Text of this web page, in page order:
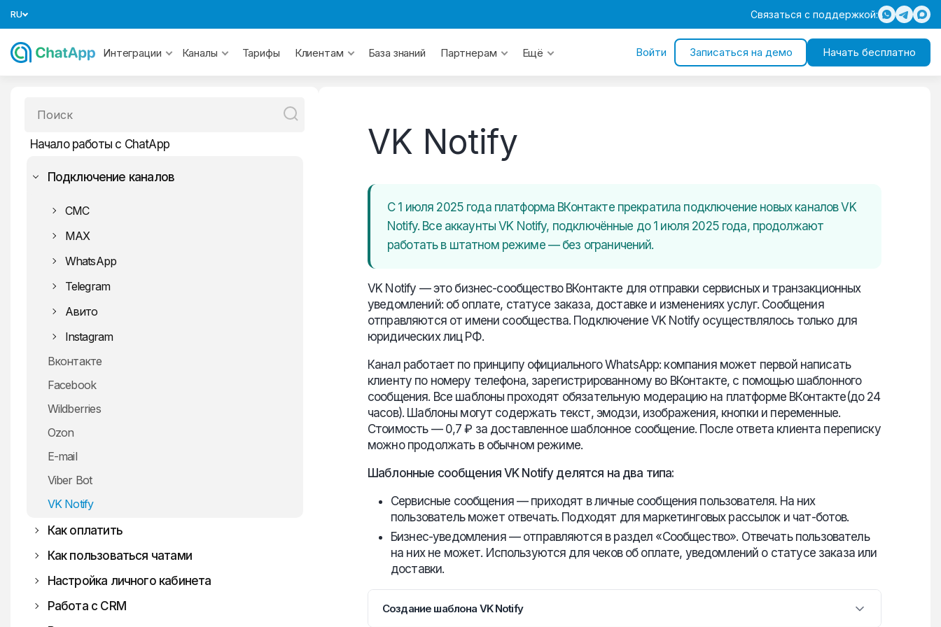
RU Связаться с поддержкой:
Интеграции Каналы Тарифы Клиентам База знаний Партнерам Ещё Войти Записаться на демо Начать бесплатно
Начало работы с ChatApp
Как оплатить
Как пользоваться чатами
Настройка личного кабинета
Подключение каналов
СМС
MAX
WhatsApp
WhatsApp
Официальный WhatsApp
Всё о бизнес-портфолио Facebook
Telegram
Авито
Instagram
Вконтакте
Facebook
Wildberries
Оzon
E-mail
Viber Bot
VK Notify
Работа с CRM
VK Notify
С 1 июля 2025 года платформа ВКонтакте прекратила подключение новых каналов VK
Notify. Все аккаунты VK Notify, подключённые до 1 июля 2025 года, продолжают
работать в штатном режиме — без ограничений.
VK Notify — это бизнес-сообщество ВКонтакте для отправки сервисных и транзакционных
уведомлений: об оплате, статусе заказа, доставке и изменениях услуг. Сообщения
отправляются от имени сообщества. Подключение VK Notify осуществлялось только для
юридических лиц РФ.
Канал работает по принципу официального WhatsApp: компания может первой написать
клиенту по номеру телефона, зарегистрированному во ВКонтакте, с помощью шаблонного
сообщения. Все шаблоны проходят обязательную модерацию на платформе ВКонтакте(до 24
часов). Шаблоны могут содержать текст, эмодзи, изображения, кнопки и переменные.
Стоимость — 0,7 ₽ за доставленное шаблонное сообщение. После ответа клиента переписку
можно продолжать в обычном режиме.
Шаблонные сообщения VK Notify делятся на два типа:
Сервисные сообщения — приходят в личные сообщения пользователя. На них
пользователь может отвечать. Подходят для маркетинговых рассылок и чат-ботов.
Бизнес-уведомления — отправляются в раздел «Сообщество». Отвечать пользователь
на них не может. Используются для чеков об оплате, уведомлений о статусе заказа или
доставки.
Создание шаблона VK Notify